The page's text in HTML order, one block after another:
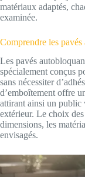
matériaux adaptés,
examinée.
Comprendre les
Les pavés
spécialement conçus
sans nécessiter
d’emboîtement offre
attirant ainsi un public
extérieur. Le choix
dimensions, les
envisagés.